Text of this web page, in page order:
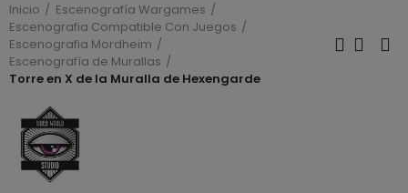
Inicio
Escenografía Wargames
Escenografia Compatible Con Juegos
Escenografia Mordheim
Escenografía de Murallas
Torre en X de la Muralla de Hexengarde